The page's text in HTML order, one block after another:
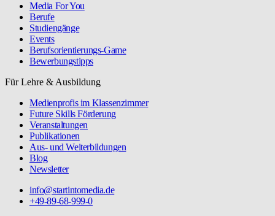
Media For You
Berufe
Studiengänge
Events
Berufsorientierungs-Game
Bewerbungstipps
Für Lehre & Ausbildung
Medienprofis im Klassenzimmer
Future Skills Förderung
Veranstaltungen
Publikationen
Aus- und Weiterbildungen
Blog
Newsletter
info@startintomedia.de
+49-89-68-999-0